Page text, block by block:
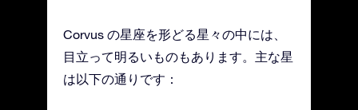
Corvus の星座を形どる星々の中には、
目立って明るいものもあります。主な星
は以下の通りです：